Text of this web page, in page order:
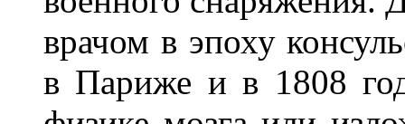
врачом в эпоху
в Париже и в 1808